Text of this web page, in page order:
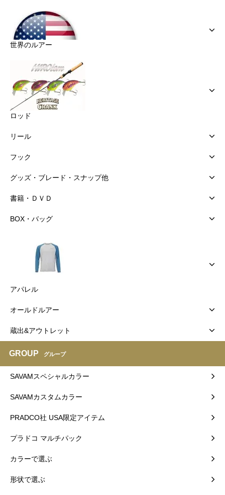
世界のルアー
ロッド
リール
フック
グッズ・ブレード・スナップ他
書籍・ＤＶＤ
BOX・バッグ
アパレル
オールドルアー
蔵出&アウトレット
GROUP グループ
SAVAMスペシャルカラー
SAVAMカスタムカラー
PRADCO社 USA限定アイテム
プラドコ マルチパック
カラーで選ぶ
形状で選ぶ